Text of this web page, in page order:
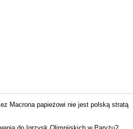
Macrona papieżowi nie jest polską stratą